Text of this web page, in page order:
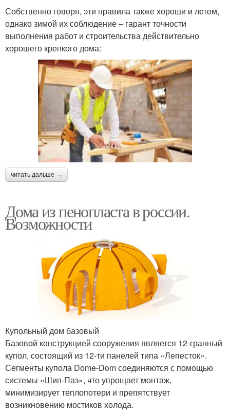
Собственно говоря, эти правила также хороши и летом,
однако зимой их соблюдение – гарант точности
выполнения работ и строительства действительно
хорошего крепкого дома:
читать дальше →
Дома из пенопласта в россии.
Возможности
Купольный дом базовый
Базовой конструкцией сооружения является 12-гранный
купол, состоящий из 12-ти панелей типа «Лепесток».
Сегменты купола Dome-Dom соединяются с помощью
системы «Шип-Паз», что упрощает монтаж,
минимизирует теплопотери и препятствует
возникновению мостиков холода.